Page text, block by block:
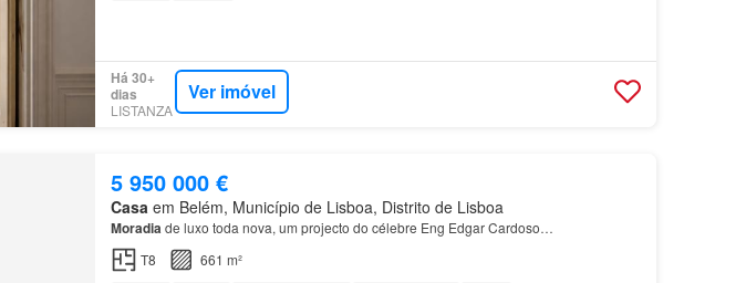
Há 30+
dias
LISTANZA
Ver imóvel
5 950 000 €
Casaem Belém, Município de Lisboa, Distrito de Lisboa
Moradiade luxo toda nova, um projecto do célebre Eng Edgar Cardoso…
T8
661 m²